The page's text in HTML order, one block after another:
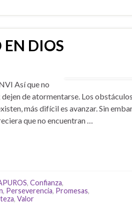
EN DIOS
Así que no
de atormentarse. Los
más difícil es avanzar. Sin
que no encuentran …
, Confianza,
, Perseverencia, Promesas,
, Valor